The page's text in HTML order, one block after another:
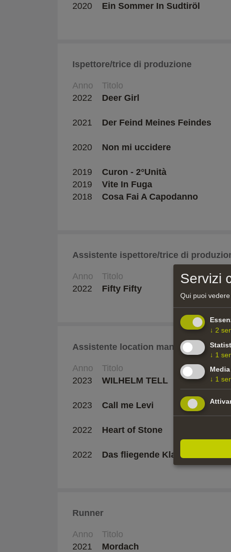
2020 Ein Sommer In Sudtiröl
Ispettore/trice di produzione
Anno Titolo
2022
Deer Girl
2021
Der Feind Meines Feindes
2020
Non mi uccidere
2019
Curon - 2°Unità
2019
Vite In Fuga
2018
Cosa Fai A Capodanno
Assistente ispettore/trice di
Anno Titolo
2022
Fifty Fifty
Assistente location manager
Anno Titolo
2023
WILHELM TELL
2023
Call me Levi
2022
Heart of Stone
2022
Das fliegende Klassenzimmer
Runner
Anno Titolo
2021
Mordach
Servizi
Qui puoi
↓ 2
↓ 1
↓ 1